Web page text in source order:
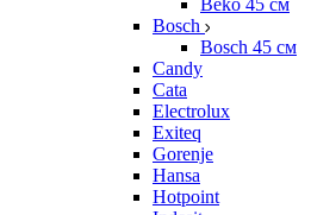
Beko 45 см
Bosch
Bosch 45 см
Candy
Cata
Electrolux
Exiteq
Gorenje
Hansa
Hotpoint